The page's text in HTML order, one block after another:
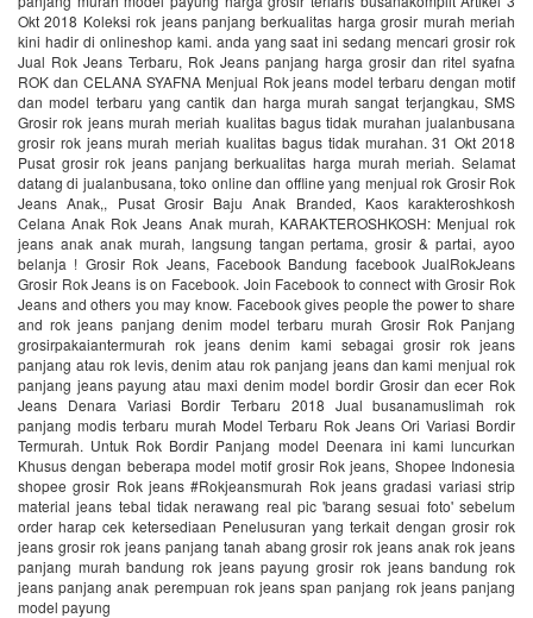
Okt 2018 Koleksi rok jeans panjang berkualitas harga grosir murah meriah
kini hadir di onlineshop kami. anda yang saat ini sedang mencari grosir rok
Jual Rok Jeans Terbaru, Rok Jeans panjang harga grosir dan ritel syafna
ROK dan CELANA SYAFNA Menjual Rok jeans model terbaru dengan motif
dan model terbaru yang cantik dan harga murah sangat terjangkau, SMS
Grosir rok jeans murah meriah kualitas bagus tidak murahan jualanbusana
grosir rok jeans murah meriah kualitas bagus tidak murahan. 31 Okt 2018
Pusat grosir rok jeans panjang berkualitas harga murah meriah. Selamat
datang di jualanbusana, toko online dan offline yang menjual rok Grosir Rok
Jeans Anak,, Pusat Grosir Baju Anak Branded, Kaos karakteroshkosh
Celana Anak Rok Jeans Anak murah, KARAKTEROSHKOSH: Menjual rok
jeans anak anak murah, langsung tangan pertama, grosir & partai, ayoo
belanja ! Grosir Rok Jeans, Facebook Bandung facebook JualRokJeans
Grosir Rok Jeans is on Facebook. Join Facebook to connect with Grosir Rok
Jeans and others you may know. Facebook gives people the power to share
and rok jeans panjang denim model terbaru murah Grosir Rok Panjang
grosirpakaiantermurah rok jeans denim kami sebagai grosir rok jeans
panjang atau rok levis, denim atau rok panjang jeans dan kami menjual rok
panjang jeans payung atau maxi denim model bordir Grosir dan ecer Rok
Jeans Denara Variasi Bordir Terbaru 2018 Jual busanamuslimah rok
panjang modis terbaru murah Model Terbaru Rok Jeans Ori Variasi Bordir
Termurah. Untuk Rok Bordir Panjang model Deenara ini kami luncurkan
Khusus dengan beberapa model motif grosir Rok jeans, Shopee Indonesia
shopee grosir Rok jeans #Rokjeansmurah Rok jeans gradasi variasi strip
material jeans tebal tidak nerawang real pic 'barang sesuai foto' sebelum
order harap cek ketersediaan Penelusuran yang terkait dengan grosir rok
jeans grosir rok jeans panjang tanah abang grosir rok jeans anak rok jeans
panjang murah bandung rok jeans payung grosir rok jeans bandung rok
jeans panjang anak perempuan rok jeans span panjang rok jeans panjang
model payung